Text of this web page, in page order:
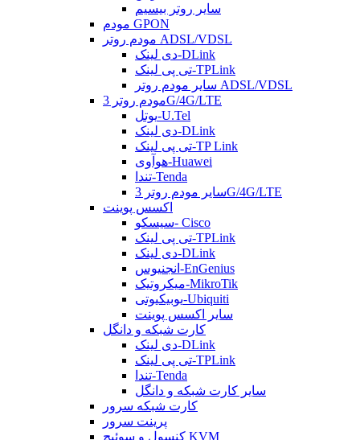
سایر روتر بیسیم
مودم GPON
مودم روتر ADSL/VDSL
دی لینک-DLink
تی پی لینک-TPLink
سایر مودم روتر ADSL/VDSL
مودم روتر 3G/4G/LTE
یوتل-U.Tel
دی لینک-DLink
تی پی لینک-TP Link
هوآوی-Huawei
تندا-Tenda
سایر مودم روتر 3G/4G/LTE
اکسس پوینت
سیسکو- Cisco
تی پی لینک-TPLink
دی لینک-DLink
انجنیوس-EnGenius
میکروتیک-MikroTik
یوبیکیوتی-Ubiquiti
سایر اکسس پوینت
کارت شبکه و دانگل
دی لینک-DLink
تی پی لینک-TPLink
تندا-Tenda
سایر کارت شبکه و دانگل
کارت شبکه سرور
پرینت سرور
کنسول و سوئیچ KVM